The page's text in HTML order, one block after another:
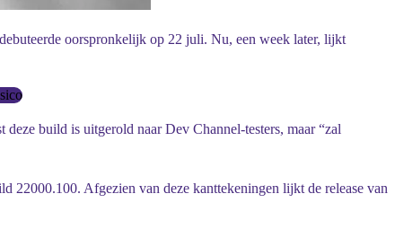
oorspronkelijk op 22 juli. Nu, een week later, lijkt
build is uitgerold naar Dev Channel-testers, maar “zal
22000.100. Afgezien van deze kanttekeningen lijkt de release van